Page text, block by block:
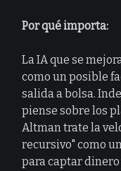
Por qué importa:
La IA que se
como un posible
salida a bolsa.
piense sobre los
Altman trate la
recursivo" como
para captar